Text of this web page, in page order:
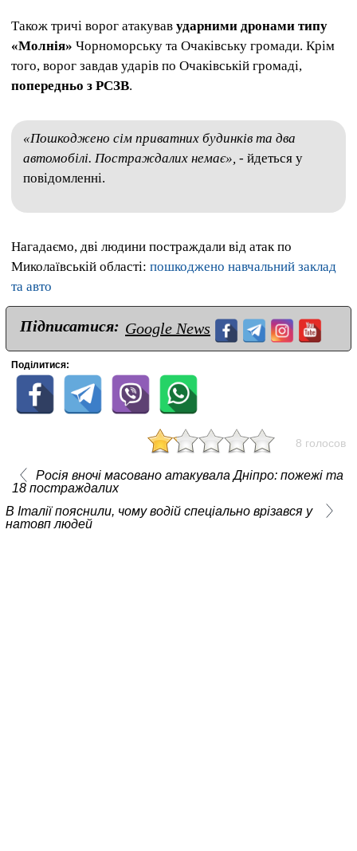
Також тричі ворог атакував ударними дронами типу
«Молнія» Чорноморську та Очаківську громади. Крім
того, ворог завдав ударів по Очаківській громаді,
попередньо з РСЗВ.
«Пошкоджено сім приватних будинків та два
автомобілі. Постраждалих немає», - йдеться у
повідомленні.
Нагадаємо, дві людини постраждали від атак по
Миколаївській області: пошкоджено навчальний заклад
та авто
Підписатися: Google News
Поділитися:
8 голосов
Росія вночі масовано атакувала Дніпро: пожежі та
18 постраждалих
В Італії пояснили, чому водій спеціально врізався у
натовп людей